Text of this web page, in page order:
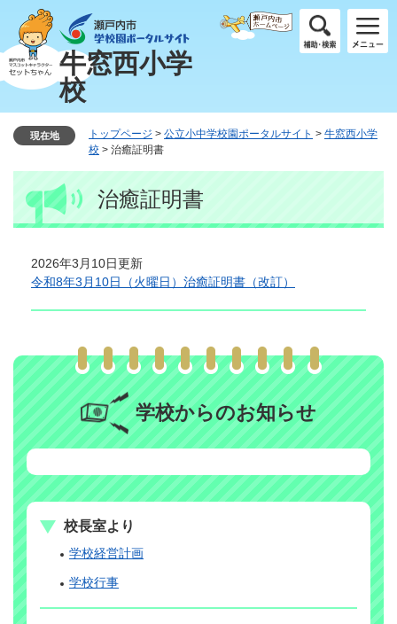
ジ
の
先
ュ
ー
を
牛窓西小学
校
現在地 トップページ > 公立小中学校園ポータルサイト > 牛窓西小学
校 > 治癒証明書
治癒証明書
2026年3月10日更新
令和8年3月10日（火曜日）治癒証明書（改訂）
学校からのお知らせ
校長室より
学校経営計画
学校行事